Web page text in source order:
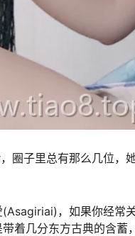
圈子里总有那么几位，
，如果你经常
带着几分东方古典的含